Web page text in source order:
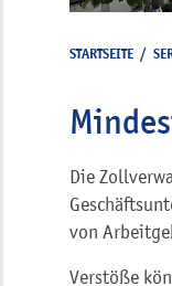
STARTSEITE /
Die
von
Verstöße